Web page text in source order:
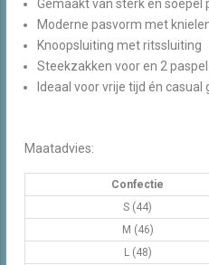
Gemaakt van sterk en soepel
Moderne pasvorm met
Knoopsluiting met ritssluiting
Steekzakken voor en 2
Ideaal voor vrije tijd én casual
Maatadvies:
Confectie
S (44)
M (46)
L (48)